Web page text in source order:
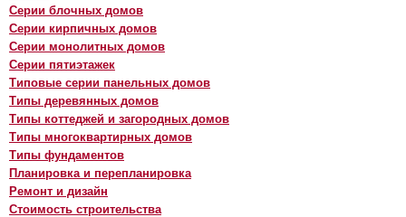
Серии блочных домов
Серии кирпичных домов
Серии монолитных домов
Серии пятиэтажек
Типовые серии панельных домов
Типы деревянных домов
Типы коттеджей и загородных домов
Типы многоквартирных домов
Типы фундаментов
Планировка и перепланировка
Ремонт и дизайн
Стоимость строительства